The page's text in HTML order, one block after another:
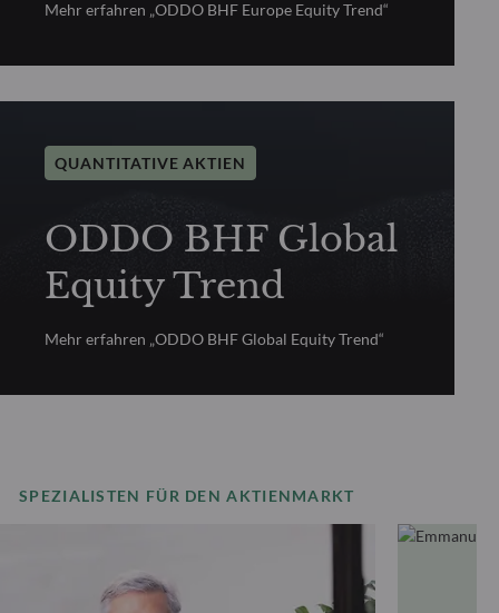
Mehr erfahren „ODDO BHF Europe Equity Trend“
QUANTITATIVE AKTIEN
ODDO BHF Global
Equity Trend
Mehr erfahren „ODDO BHF Global Equity Trend“
SPEZIALISTEN FÜR DEN AKTIENMARKT